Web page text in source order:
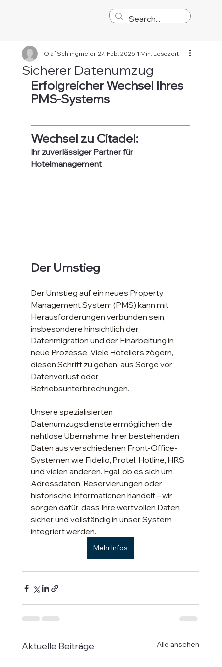
Sicherer Datenumzug
Olaf Schlingmeier 27. Feb. 2025 1 Min. Lesezeit
Erfolgreicher Wechsel Ihres
PMS-Systems
Wechsel zu Citadel:
Ihr zuverlässiger Partner für
Hotelmanagement
Der Umstieg
Der Umstieg auf ein neues Property
Management System (PMS) kann mit
Herausforderungen verbunden sein,
insbesondere hinsichtlich der
Datenmigration und der Einarbeitung in
neue Prozesse. Viele Hoteliers zögern,
diesen Schritt zu gehen, aus Sorge vor
Datenverlust oder
Betriebsunterbrechungen.
Unsere spezialisierten
Datenumzugsdienste ermöglichen die
nahtlose Übernahme Ihrer bestehenden
Daten aus verschiedenen Front-Office-
Systemen wie Fidelio, Protel, Hotline, HRS
und vielen anderen. Egal, ob es sich um
Adressdaten, Reservierungen oder
historische Informationen handelt – wir
sorgen dafür, dass Ihre wertvollen Daten
sicher und vollständig in unser System
integriert werden.
Mehr Infos
Aktuelle Beiträge Alle ansehen